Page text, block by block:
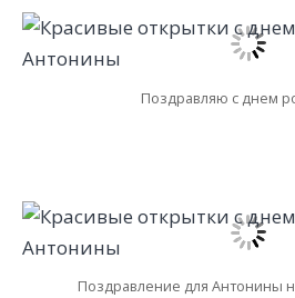
Поздравляю с днем
Поздравление для Антонины